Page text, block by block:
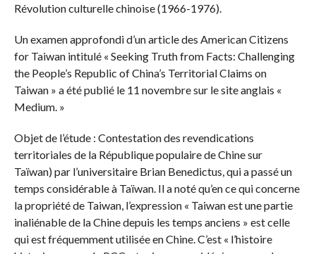
Révolution culturelle chinoise (1966-1976).
Un examen approfondi d’un article des American Citizens
for Taiwan intitulé « Seeking Truth from Facts: Challenging
the People’s Republic of China’s Territorial Claims on
Taiwan » a été publié le 11 novembre sur le site anglais «
Medium. »
Objet de l’étude : Contestation des revendications
territoriales de la République populaire de Chine sur
Taïwan) par l’universitaire Brian Benedictus, qui a passé un
temps considérable à Taïwan. Il a noté qu’en ce qui concerne
la propriété de Taiwan, l’expression « Taiwan est une partie
inaliénable de la Chine depuis les temps anciens » est celle
qui est fréquemment utilisée en Chine. C’est « l’histoire